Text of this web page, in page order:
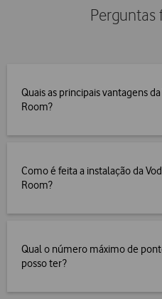
Perguntas
Quais as principais vantagens
Room?
Como é feita a instalação da
Room?
Qual o número máximo de
posso ter?